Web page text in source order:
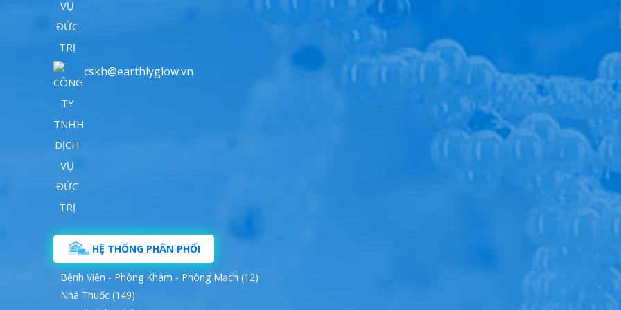
cskh@earthlyglow.vn
HỆ THỐNG PHÂN PHỐI
Bệnh Viện - Phòng Khám - Phòng Mạch (12)
Nhà Thuốc (149)